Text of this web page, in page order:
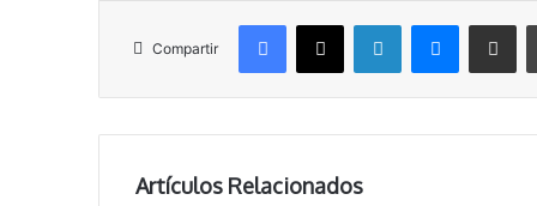
Compartir
X LinkedIn Compartir vía correo electrónico
Artículos Relacionados